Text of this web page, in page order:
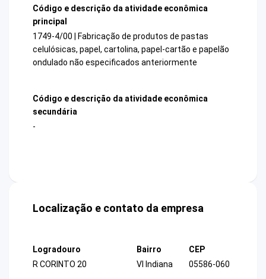
Código e descrição da atividade econômica
principal
1749-4/00 | Fabricação de produtos de pastas
celulósicas, papel, cartolina, papel-cartão e papelão
ondulado não especificados anteriormente
Código e descrição da atividade econômica
secundária
-
Localização e contato da empresa
Logradouro
R CORINTO 20
Bairro
Vl Indiana
CEP
05586-060